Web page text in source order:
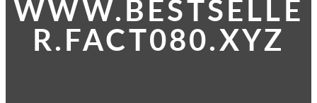
WWW.BESTSELLE
R.FACT080.XYZ